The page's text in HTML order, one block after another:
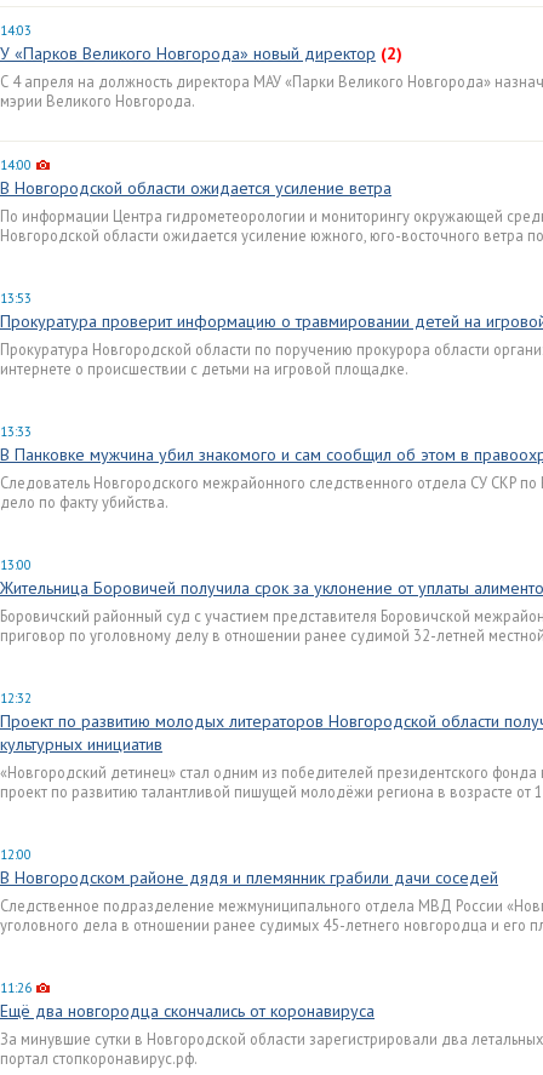
14:03
У «Парков Великого Новгорода» новый директор (2)
С 4 апреля на должность директора МАУ «Парки Великого Новгорода»
мэрии Великого Новгорода.
14:00
В Новгородской области ожидается усиление ветра
По информации Центра гидрометеорологии и мониторингу окружающей
Новгородской области ожидается усиление южного, юго-восточного ветра
13:53
Прокуратура проверит информацию о травмировании детей на
Прокуратура Новгородской области по поручению прокурора области
интернете о происшествии с детьми на игровой площадке.
13:33
В Панковке мужчина убил знакомого и сам сообщил об этом в
Следователь Новгородского межрайонного следственного отдела СУ СКР
дело по факту убийства.
13:00
Жительница Боровичей получила срок за уклонение от уплаты
Боровичский районный суд с участием представителя Боровичской
приговор по уголовному делу в отношении ранее судимой 32-летней
12:32
Проект по развитию молодых литераторов Новгородской области
культурных инициатив
«Новгородский детинец» стал одним из победителей президентского фонда
проект по развитию талантливой пишущей молодёжи региона в возрасте от
12:00
В Новгородском районе дядя и племянник грабили дачи соседей
Следственное подразделение межмуниципального отдела МВД России
уголовного дела в отношении ранее судимых 45-летнего новгородца и его
11:26
Ещё два новгородца скончались от коронавируса
За минувшие сутки в Новгородской области зарегистрировали два
портал стопкоронавирус.рф.